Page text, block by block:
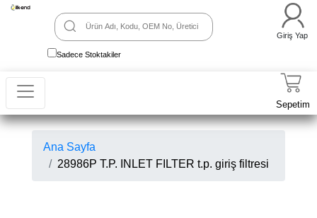
Sadece Stoktakiler
Giriş Yap
Sepetim
Ana Sayfa
28986P T.P. INLET FILTER t.p. giriş filtresi